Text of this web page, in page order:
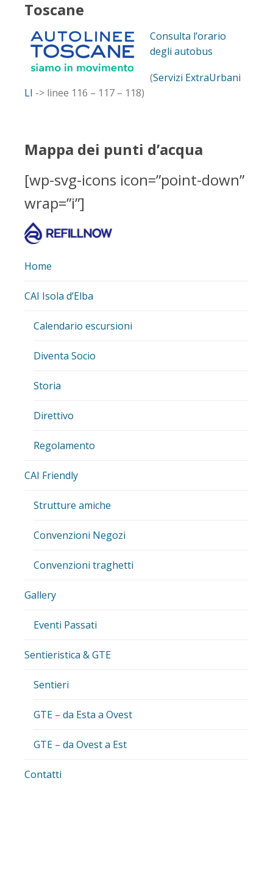
Toscane
Consulta l’orario
degli autobus
(Servizi ExtraUrbani
LI -> linee 116 – 117 – 118)
Mappa dei punti d’acqua
[wp-svg-icons icon=”point-down”
wrap=”i”]
Home
CAI Isola d’Elba
Calendario escursioni
Diventa Socio
Storia
Direttivo
Regolamento
CAI Friendly
Strutture amiche
Convenzioni Negozi
Convenzioni traghetti
Gallery
Eventi Passati
Sentieristica & GTE
Sentieri
GTE – da Esta a Ovest
GTE – da Ovest a Est
Contatti